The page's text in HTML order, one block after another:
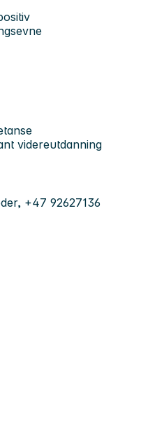
videreutdanning
+47 92627136